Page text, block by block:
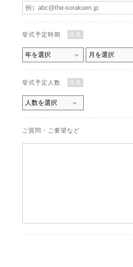
挙式予定時期 任意
挙式予定人数 任意
ご質問・ご要望など